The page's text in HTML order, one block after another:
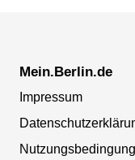
Mein.Berlin.de
Impressum